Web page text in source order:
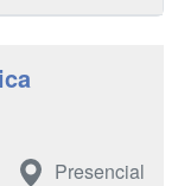
Presencial